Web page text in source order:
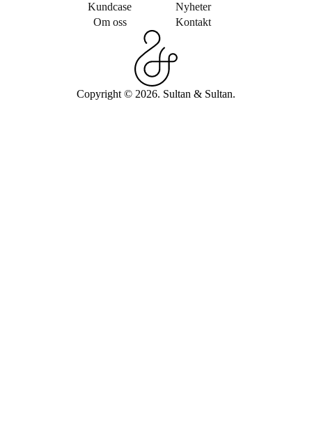
Kundcase
Om oss
Nyheter
Kontakt
Copyright © 2026. Sultan & Sultan.